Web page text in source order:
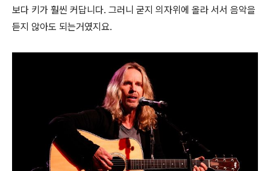
보다 키가 훨씬 커답니다. 그러니 굳지 의자위에 올라 서서 음악을
듣지 않아도 되는거였지요.